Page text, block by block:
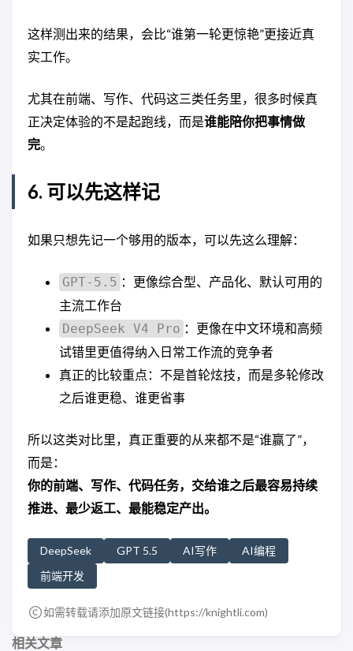
这样测出来的结果，会比“谁第一轮更惊艳”更接近真
实工作。
尤其在前端、写作、代码这三类任务里，很多时候真
正决定体验的不是起跑线，而是谁能陪你把事情做
完。
6. 可以先这样记
如果只想先记一个够用的版本，可以先这么理解：
GPT-5.5 ：更像综合型、产品化、默认可用的
主流工作台
DeepSeek V4 Pro ：更像在中文环境和高频
试错里更值得纳入日常工作流的竞争者
真正的比较重点：不是首轮炫技，而是多轮修改
之后谁更稳、谁更省事
所以这类对比里，真正重要的从来都不是“谁赢了”，
而是：
你的前端、写作、代码任务，交给谁之后最容易持续
推进、最少返工、最能稳定产出。
DeepSeek GPT 5.5 AI写作
AI编程
前端开发
如需转载请添加原文链接(https://knightli.com)
相关文章